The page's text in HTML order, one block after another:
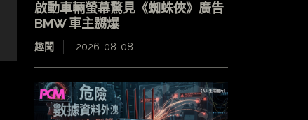
啟動車輛螢幕驚見《蜘蛛俠》廣告
BMW 車主嬲爆
趣聞 2026-08-08